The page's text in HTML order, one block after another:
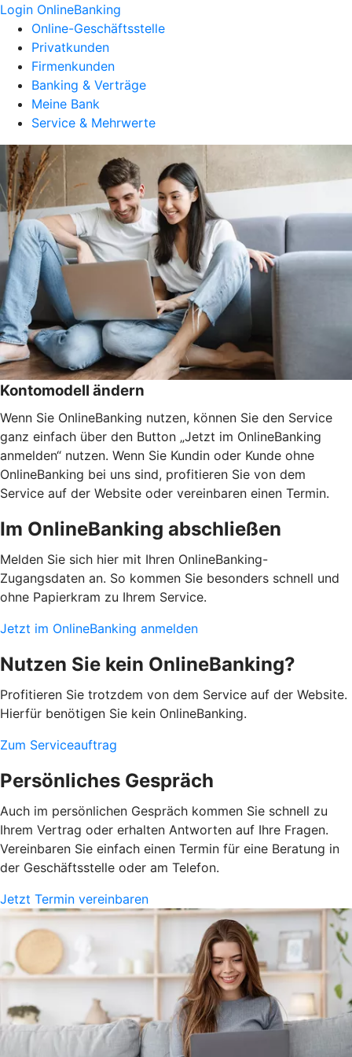
Login OnlineBanking
Online-Geschäftsstelle
Privatkunden
Firmenkunden
Banking & Verträge
Meine Bank
Service & Mehrwerte
Kontomodell ändern
Wenn Sie OnlineBanking nutzen, können Sie den Service
ganz einfach über den Button „Jetzt im OnlineBanking
anmelden“ nutzen. Wenn Sie Kundin oder Kunde ohne
OnlineBanking bei uns sind, profitieren Sie von dem
Service auf der Website oder vereinbaren einen Termin.
Im OnlineBanking abschließen
Melden Sie sich hier mit Ihren OnlineBanking-
Zugangsdaten an. So kommen Sie besonders schnell und
ohne Papierkram zu Ihrem Service.
Jetzt im OnlineBanking anmelden
Nutzen Sie kein OnlineBanking?
Profitieren Sie trotzdem von dem Service auf der Website.
Hierfür benötigen Sie kein OnlineBanking.
Zum Serviceauftrag
Persönliches Gespräch
Auch im persönlichen Gespräch kommen Sie schnell zu
Ihrem Vertrag oder erhalten Antworten auf Ihre Fragen.
Vereinbaren Sie einfach einen Termin für eine Beratung in
der Geschäftsstelle oder am Telefon.
Jetzt Termin vereinbaren